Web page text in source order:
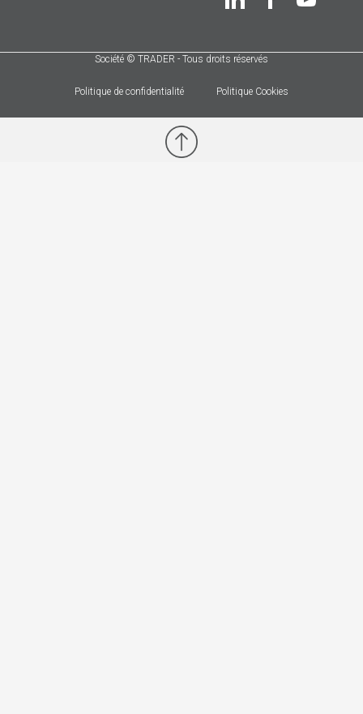
Société © TRADER - Tous droits réservés
Politique de confidentialité Politique Cookies